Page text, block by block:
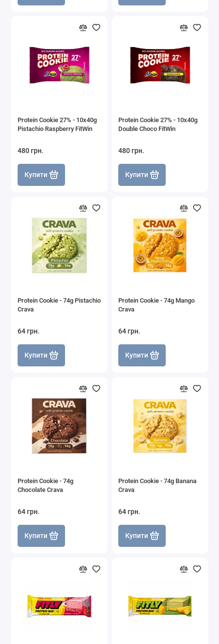
Protein Cookie 27% - 10x40g
Pistachio Raspberry FitWin
480 грн.
Купити
Protein Cookie 27% - 10x40g
Double Choco FitWin
480 грн.
Купити
Protein Cookie - 74g Pistachio
Crava
64 грн.
Купити
Protein Cookie - 74g Mango
Crava
64 грн.
Купити
Protein Cookie - 74g
Chocolate Crava
64 грн.
Купити
Protein Cookie - 74g Banana
Crava
64 грн.
Купити